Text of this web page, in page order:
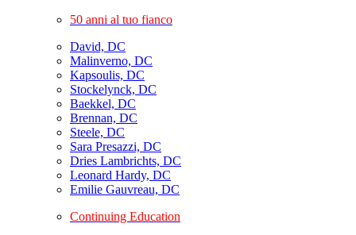
50 anni al tuo fianco
David, DC
Malinverno, DC
Kapsoulis, DC
Stockelynck, DC
Baekkel, DC
Brennan, DC
Steele, DC
Sara Presazzi, DC
Dries Lambrichts, DC
Leonard Hardy, DC
Emilie Gauvreau, DC
Continuing Education